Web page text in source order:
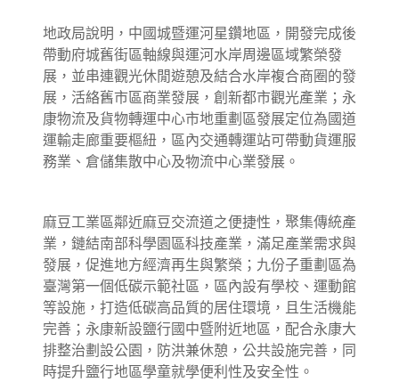
地政局說明，中國城暨運河星鑽地區，開發完成後
帶動府城舊街區軸線與運河水岸周邊區域繁榮發
展，並串連觀光休閒遊憩及結合水岸複合商圈的發
展，活絡舊市區商業發展，創新都市觀光產業；永
康物流及貨物轉運中心市地重劃區發展定位為國道
運輸走廊重要樞紐，區內交通轉運站可帶動貨運服
務業、倉儲集散中心及物流中心業發展。
麻豆工業區鄰近麻豆交流道之便捷性，聚集傳統產
業，鏈結南部科學園區科技產業，滿足產業需求與
發展，促進地方經濟再生與繁榮；九份子重劃區為
臺灣第一個低碳示範社區，區內設有學校、運動館
等設施，打造低碳高品質的居住環境，且生活機能
完善；永康新設鹽行國中暨附近地區，配合永康大
排整治劃設公園，防洪兼休憩，公共設施完善，同
時提升鹽行地區學童就學便利性及安全性。